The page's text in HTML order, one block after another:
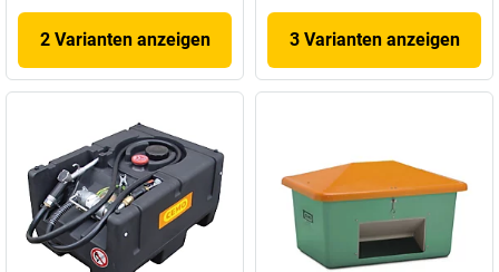
2 Varianten anzeigen 3 Varianten anzeigen